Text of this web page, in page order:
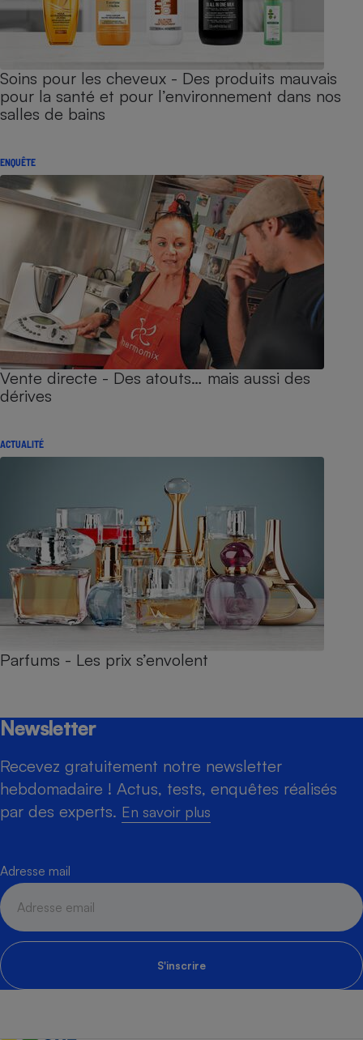
Soins pour les cheveux - Des produits mauvais
pour la santé et pour l’environnement dans nos
salles de bains
ENQUÊTE
Vente directe - Des atouts… mais aussi des
dérives
ACTUALITÉ
Parfums - Les prix s’envolent
Newsletter
Recevez gratuitement notre newsletter
hebdomadaire ! Actus, tests, enquêtes réalisés
par des experts. En savoir plus
Adresse mail
S'inscrire